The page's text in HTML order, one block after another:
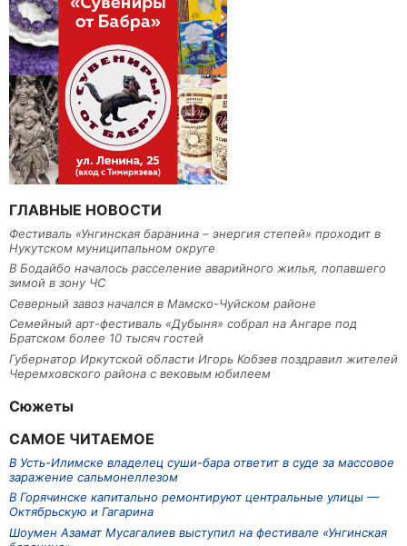
ГЛАВНЫЕ НОВОСТИ
Фестиваль «Унгинская баранина – энергия степей» проходит в
Нукутском муниципальном округе
В Бодайбо началось расселение аварийного жилья, попавшего
зимой в зону ЧС
Северный завоз начался в Мамско-Чуйском районе
Семейный арт-фестиваль «Дубыня» собрал на Ангаре под
Братском более 10 тысяч гостей
Губернатор Иркутской области Игорь Кобзев поздравил жителей
Черемховского района с вековым юбилеем
Сюжеты
САМОЕ ЧИТАЕМОЕ
В Усть-Илимске владелец суши-бара ответит в суде за массовое
заражение сальмонеллезом
В Горячинске капитально ремонтируют центральные улицы —
Октябрьскую и Гагарина
Шоумен Азамат Мусагалиев выступил на фестивале «Унгинская